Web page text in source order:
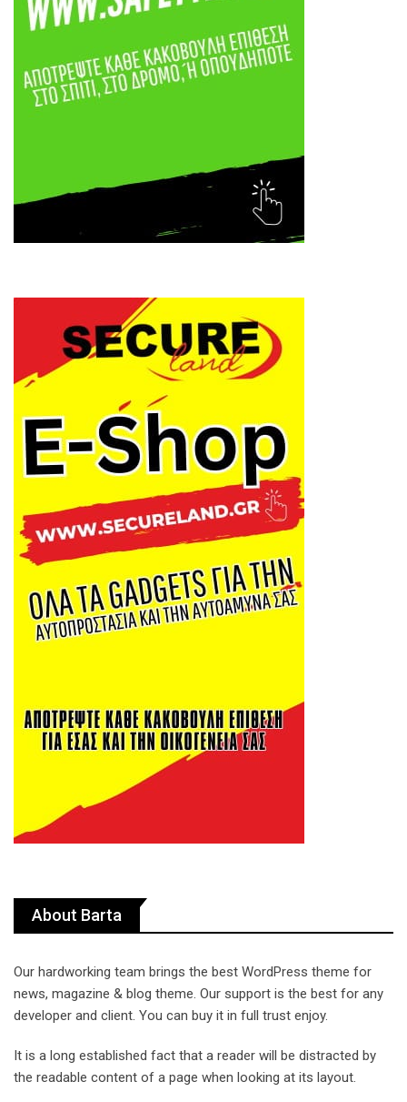
About Barta
Our hardworking team brings the best WordPress theme for
news, magazine & blog theme. Our support is the best for any
developer and client. You can buy it in full trust enjoy.
It is a long established fact that a reader will be distracted by
the readable content of a page when looking at its layout.